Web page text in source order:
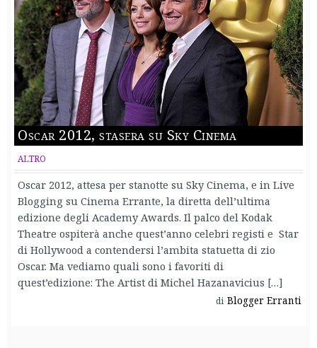
Oscar 2012, stasera su Sky Cinema
ALTRO
Oscar 2012, attesa per stanotte su Sky Cinema, e in Live
Blogging su Cinema Errante, la diretta dell’ultima
edizione degli Academy Awards. Il palco del Kodak
Theatre ospiterà anche quest’anno celebri registi e Star
di Hollywood a contendersi l’ambita statuetta di zio
Oscar. Ma vediamo quali sono i favoriti di
quest’edizione: The Artist di Michel Hazanavicius […]
di Blogger Erranti